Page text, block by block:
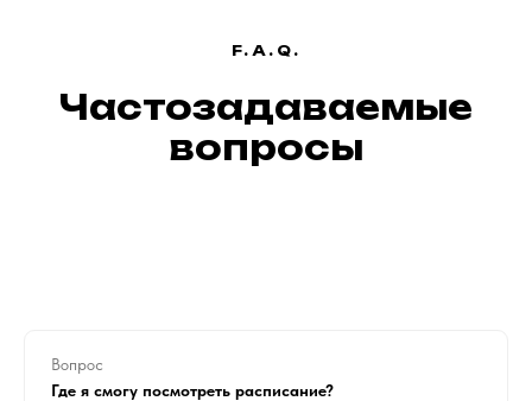
F.A.Q.
Частозадаваемые
вопросы
Вопрос
Где я смогу посмотреть расписание?